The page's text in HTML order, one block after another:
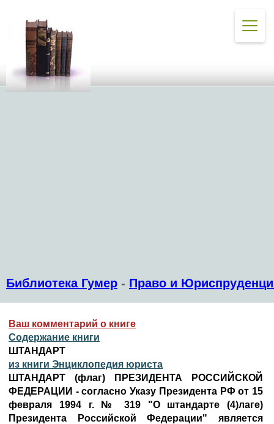
Библиотека Гумер - Право и
Ваш комментарий о книге
Содержание книги
ШТАНДАРТ
из книги Энциклопедия юриста
ШТАНДАРТ (флаг) ПРЕЗИДЕНТА РОССИЙСКОЙ
ФЕДЕРАЦИИ - согласно Указу Президента РФ от 15
февраля 1994 г. № 319 "О штандарте (4)лаге)
Президента Российской Федерации" является